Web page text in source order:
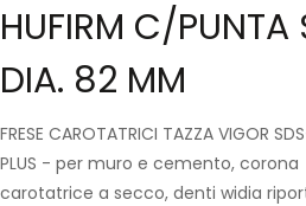
HUFIRM C/PUNTA
DIA. 82 MM
FRESE CAROTATRICI TAZZA VIGOR
PLUS - per muro e cemento, corona
carotatrice a secco, denti widia